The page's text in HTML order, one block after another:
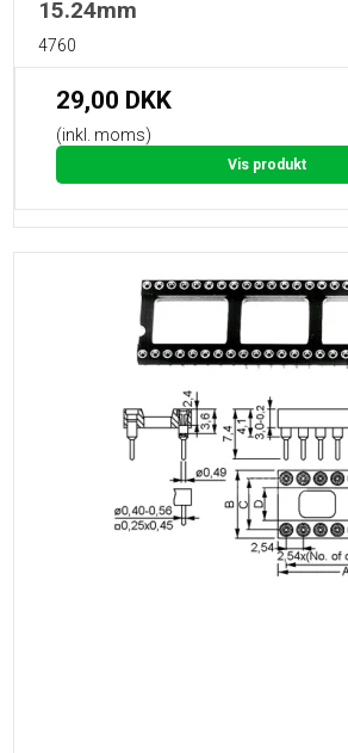
15.24mm
4760
29,00 DKK
(inkl. moms)
Vis produkt